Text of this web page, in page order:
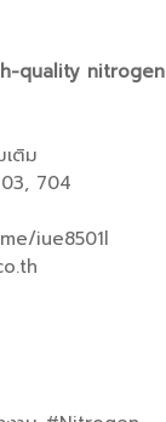
quality nitrogen
ติม
704
iue8501l